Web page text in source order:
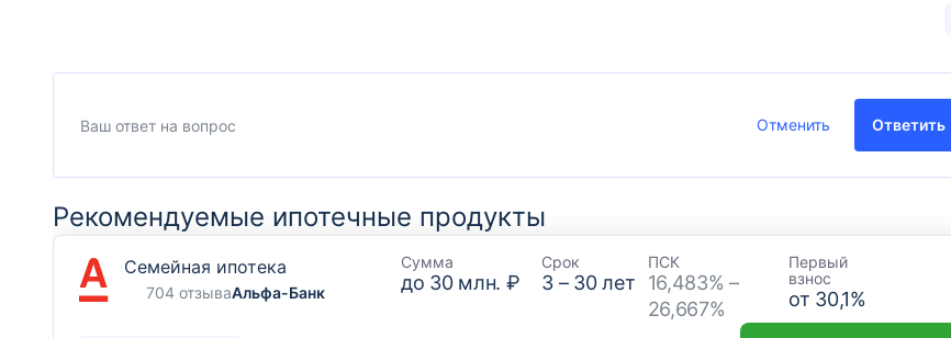
Отменить Ответить
Рекомендуемые ипотечные продукты
Семейная ипотека
704 отзываАльфа-Банк
Сумма
до 30 млн. ₽
Срок
3 – 30лет
ПСК
16,483% –
26,667%
Первый
взнос
от 30,1%